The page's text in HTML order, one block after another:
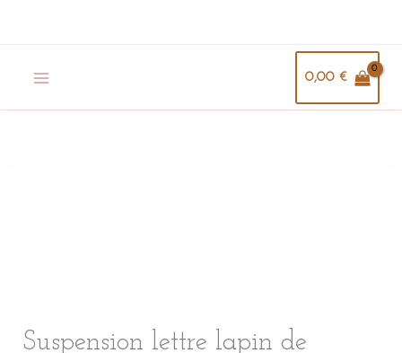
0,00 €
Suspension lettre lapin de
Pâques